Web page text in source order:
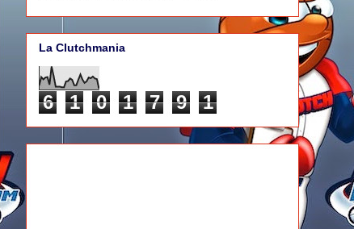
La Clutchmania
6 1 0 1 7 9 1